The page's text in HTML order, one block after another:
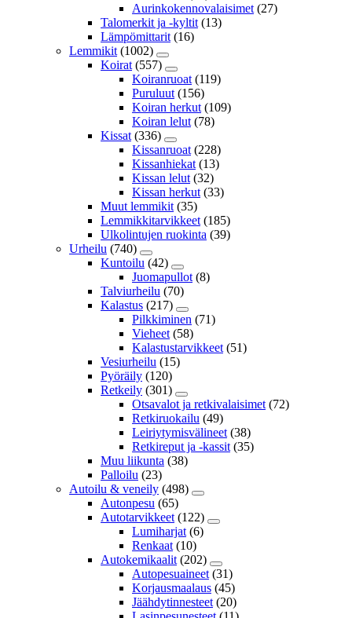
Aurinkokennovalaisimet (27)
Talomerkit ja -kyltit (13)
Lämpömittarit (16)
Lemmikit (1002)
Koirat (557)
Koiranruoat (119)
Puruluut (156)
Koiran herkut (109)
Koiran lelut (78)
Kissat (336)
Kissanruoat (228)
Kissanhiekat (13)
Kissan lelut (32)
Kissan herkut (33)
Muut lemmikit (35)
Lemmikkitarvikkeet (185)
Ulkolintujen ruokinta (39)
Urheilu (740)
Kuntoilu (42)
Juomapullot (8)
Talviurheilu (70)
Kalastus (217)
Pilkkiminen (71)
Vieheet (58)
Kalastustarvikkeet (51)
Vesiurheilu (15)
Pyöräily (120)
Retkeily (301)
Otsavalot ja retkivalaisimet (72)
Retkiruokailu (49)
Leiriytymisvälineet (38)
Retkireput ja -kassit (35)
Muu liikunta (38)
Palloilu (23)
Autoilu & veneily (498)
Autonpesu (65)
Autotarvikkeet (122)
Lumiharjat (6)
Renkaat (10)
Autokemikaalit (202)
Autopesuaineet (31)
Korjausmaalaus (45)
Jäähdytinnesteet (20)